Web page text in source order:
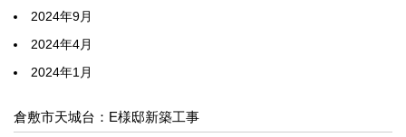
2024年9月
2024年4月
2024年1月
倉敷市天城台：E様邸新築工事